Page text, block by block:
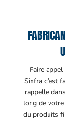
Faire
Sinfra c’est
rappelle
long de
du produits